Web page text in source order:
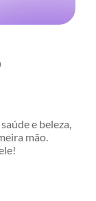
e beleza,
mão.